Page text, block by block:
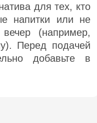
для тех, кто
напитки или не
(например,
Перед подачей
добавьте в